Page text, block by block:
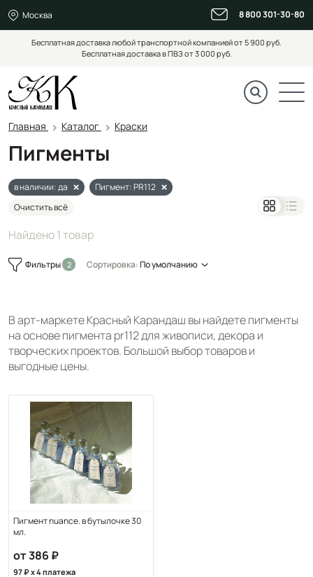
Москва 8 800 301-30-80
Бесплатная доставка любой транспортной компанией от 5 900 руб.
Бесплатная доставка в ПВЗ от 3 000 руб.
Главная Каталог Краски
Пигменты
в наличии: да
Пигмент: PR112
Очистить всё
Найдено 1 товар
Фильтры Сортировка:По умолчанию
В арт-маркете Красный Карандаш вы найдете пигменты
на основе пигмента pr112 для живописи, декора и
творческих проектов. Большой выбор товаров и
выгодные цены.
Пигмент nuance. в бутылочке 30
мл.
от 386
97 x 4 платежа